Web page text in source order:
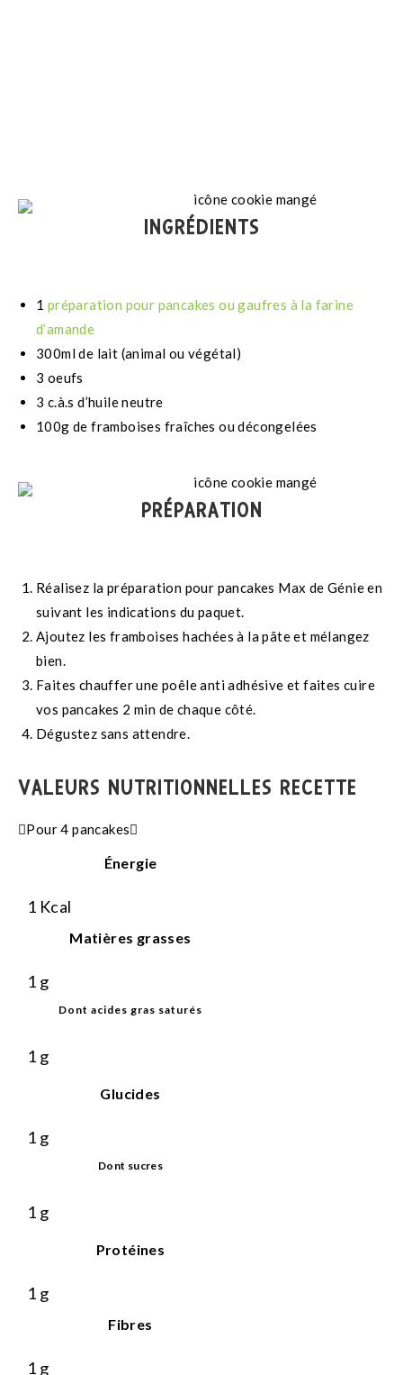
INGRÉDIENTS
1 préparation pour pancakes ou gaufres à la farine
d’amande
300ml de lait (animal ou végétal)
3 oeufs
3 c.à.s d’huile neutre
100g de framboises fraîches ou décongelées
PRÉPARATION
Réalisez la préparation pour pancakes Max de Génie en
suivant les indications du paquet.
Ajoutez les framboises hachées à la pâte et mélangez
bien.
Faites chauffer une poêle anti adhésive et faites cuire
vos pancakes 2 min de chaque côté.
Dégustez sans attendre.
VALEURS NUTRITIONNELLES RECETTE
Pour 4 pancakes
Énergie
1 Kcal
Matières grasses
1 g
Dont acides gras saturés
1 g
Glucides
1 g
Dont sucres
1 g
Protéines
1 g
Fibres
1 g